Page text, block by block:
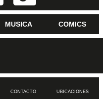
MUSICA COMICS
CONTACTO UBICACIONES